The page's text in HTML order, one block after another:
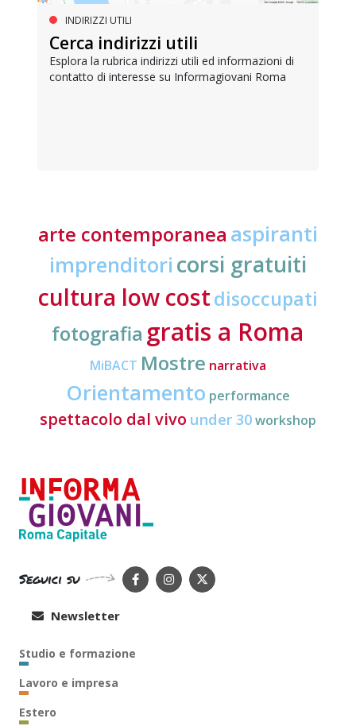
INDIRIZZI UTILI
Cerca indirizzi utili
Esplora la rubrica indirizzi utili ed informazioni di
contatto di interesse su Informagiovani Roma
arte contemporanea aspiranti
imprenditori corsi gratuiti
cultura low costdisoccupati
fotografia gratis a Roma
MiBACT Mostre narrativa
Orientamento performance
spettacolo dal vivo under 30workshop
Seguici su
Newsletter
Studio e formazione
Lavoro e impresa
Estero